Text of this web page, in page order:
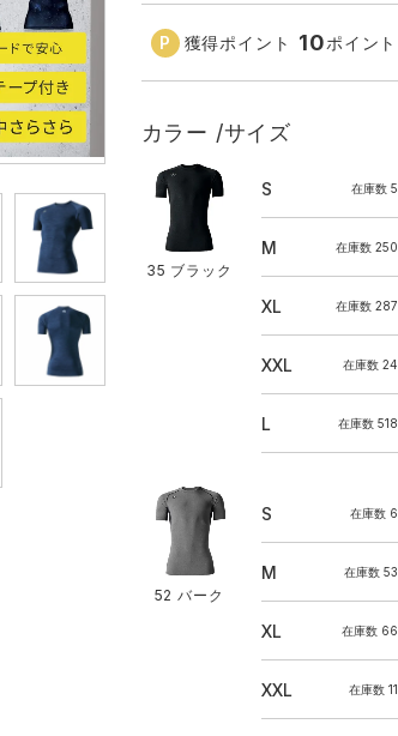
サーヴォ
株式会
35 ブラック
獲得ポイント 10ポイント
カラー サイズ
35 ブラック
S 在庫数 5
M 在庫数 250
XL 在庫数 287
XXL 在庫数 24
L 在庫数 518
52 バーク
S 在庫数 6
M 在庫数 53
XL 在庫数 66
XXL 在庫数 11